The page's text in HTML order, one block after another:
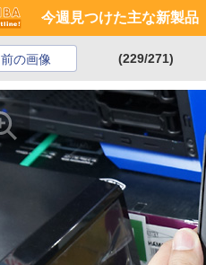
今週見つけた主な新製
前の画像 (229/271)